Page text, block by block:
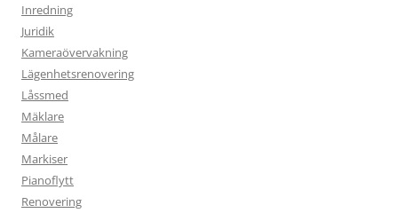
Inredning
Juridik
Kameraövervakning
Lägenhetsrenovering
Låssmed
Mäklare
Målare
Markiser
Pianoflytt
Renovering